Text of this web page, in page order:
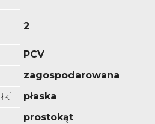
2
PCV
zagospodarowana
płaska
prostokąt